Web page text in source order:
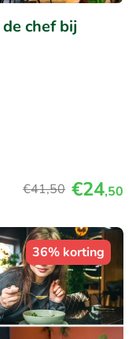
chef bij
€41,50 €24,50
36% korting